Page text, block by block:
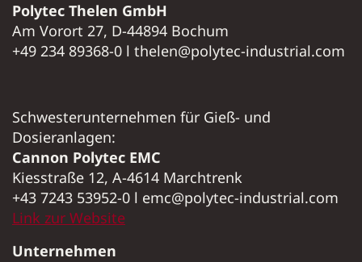
Polytec Thelen GmbH
Am Vorort 27, D-44894 Bochum
+49 234 89368-0 l thelen@polytec-industrial.com
Schwesterunternehmen für Gieß- und
Dosieranlagen:
Cannon Polytec EMC
Kiesstraße 12, A-4614 Marchtrenk
+43 7243 53952-0 l emc@polytec-industrial.com
Link zur Website
Unternehmen